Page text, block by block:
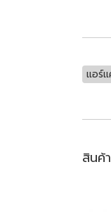
แอร์แ
สินค้